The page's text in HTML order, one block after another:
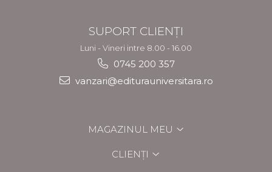
SUPORT CLIENȚI
Luni - Vineri intre 8.00 - 16.00
0745 200 357
vanzari@editurauniversitara.ro
MAGAZINUL MEU
CLIENȚI